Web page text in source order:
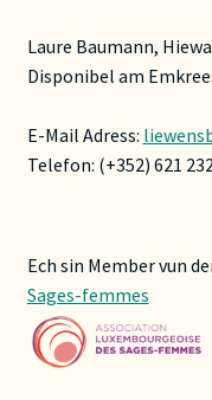
Laure Baumann,
Disponibel am
E-Mail Adress:
Telefon: (+352) 621
Ech sin Member vun
Sages-femmes